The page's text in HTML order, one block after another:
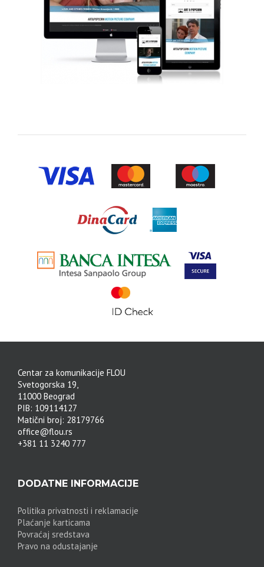
Centar za komunikacije FLOU
Svetogorska 19,
11000 Beograd
PIB: 109114127
Matični broj: 28179766
office@flou.rs
+381 11 3240 777
DODATNE INFORMACIJE
Politika privatnosti i reklamacije
Plaćanje karticama
Povraćaj sredstava
Pravo na odustajanje